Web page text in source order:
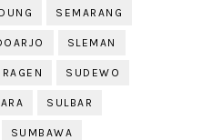
SEMARANG
SLEMAN
SUDEWO
SULBAR
SUMBAWA